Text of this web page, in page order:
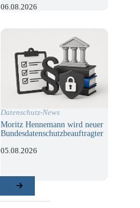
06.08.2026
Datenschutz-News
Moritz Hennemann wird neuer
Bundesdatenschutzbeauftragter
05.08.2026